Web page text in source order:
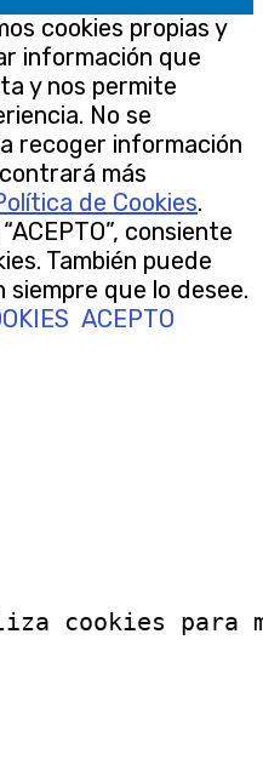
cookies propias y
información que
y nos permite
No se
recoger información
más
de Cookies.
consiente
También puede
que lo desee.
ACEPTO
cookies para